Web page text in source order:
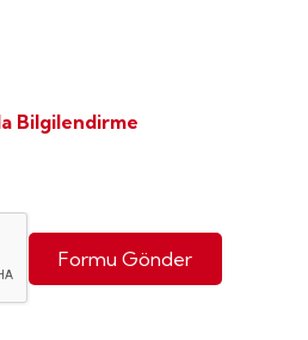
Bilgilendirme